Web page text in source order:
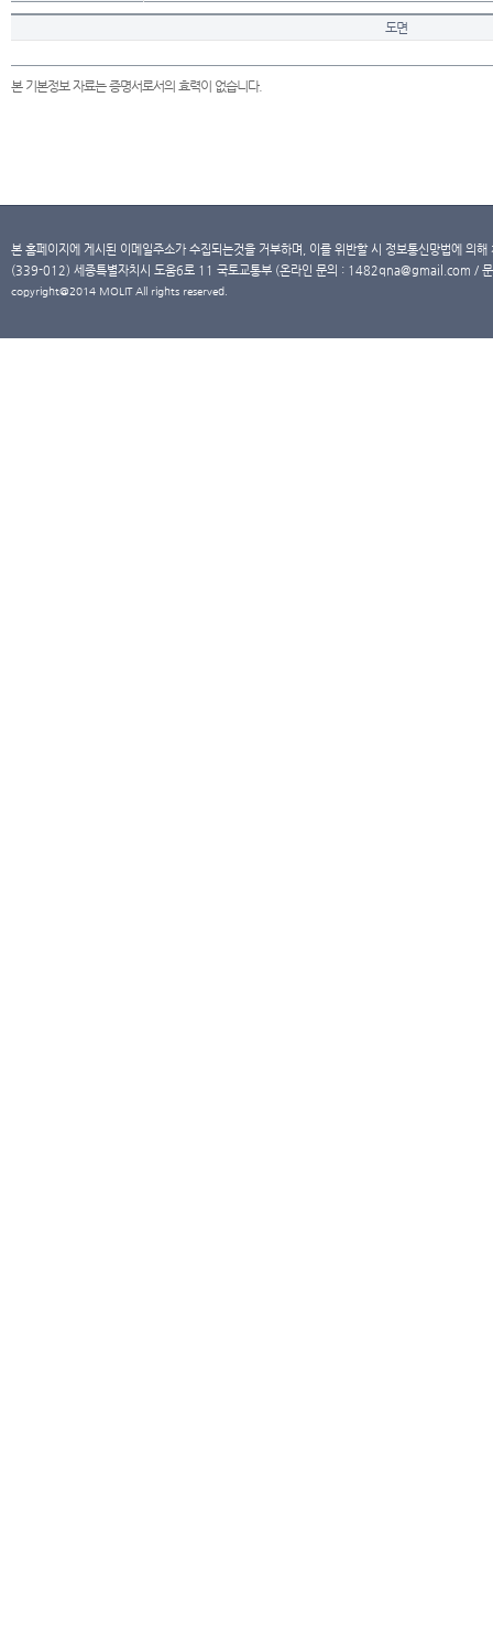
도면
본 기본정보 자료는 증명서로서의 효력이 없습니다.
본 홈페이지에 게시된 이메일주소가 수집되는것을 거부하며, 이를 위반할 시 정보통신망법에 의
(339-012) 세종특별자치시 도움6로 11 국토교통부 (온라인 문의 : 1482qna@gmail.com /
copyright@2014 MOLIT All rights reserved.